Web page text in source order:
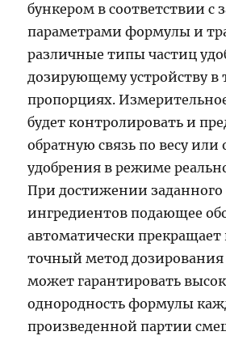
бункером в соответствии с
параметрами формулы и
различные типы частиц
дозирующему устройству в
пропорциях.
будет контролировать и
обратную связь по весу или
удобрения в режиме
При достижении заданного
ингредиентов подающее
автоматически прекращает
точный метод
может гарантировать
однородность формулы
произведенной партии